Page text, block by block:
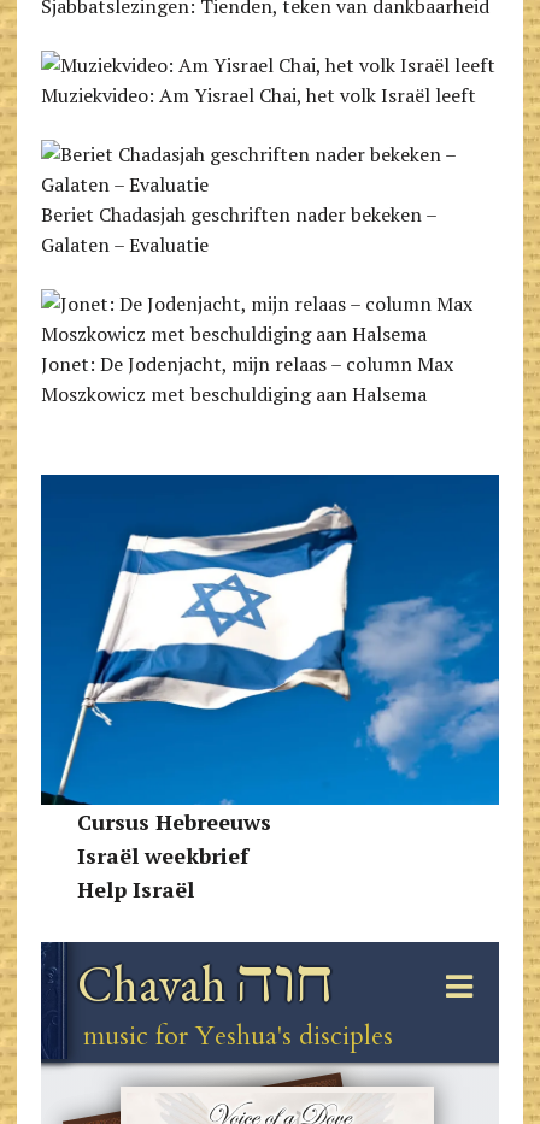
Sjabbats­lezingen: Tienden, teken van dankbaarheid
Muziekvideo: Am Yisrael Chai, het volk Israël leeft
Beriet Chadasjah geschriften nader bekeken –
Galaten – Evaluatie
Jonet: De Jodenjacht, mijn relaas – column Max
Moszkowicz met beschuldiging aan Halsema
Cursus Hebreeuws
Israël weekbrief
Help Israël